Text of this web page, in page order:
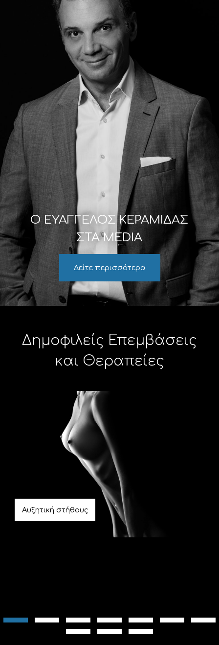
Μορφή εικόνας JPG ή PNG & μέγιστο μέγεθος 5MB
Ο ΕΥΑΓΓΕΛΟΣ ΚΕΡΑΜΙΔΑΣ
ΣΤΑ MEDIA
Δείτε περισσότερα
Δημοφιλείς Επεμβάσεις
και Θεραπείες
Αυξητική στήθους